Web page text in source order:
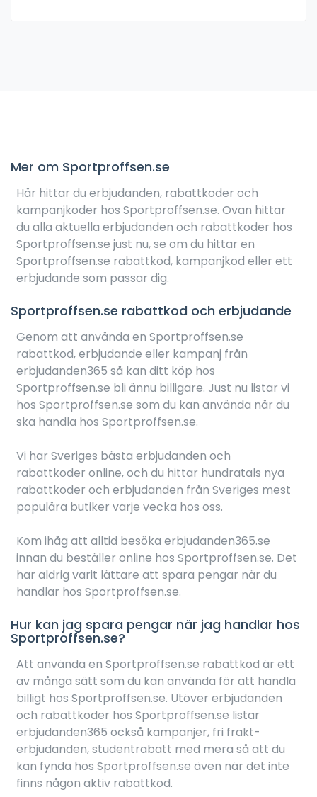
Mer om Sportproffsen.se
Här hittar du erbjudanden, rabattkoder och
kampanjkoder hos Sportproffsen.se. Ovan hittar
du alla aktuella erbjudanden och rabattkoder hos
Sportproffsen.se just nu, se om du hittar en
Sportproffsen.se rabattkod, kampanjkod eller ett
erbjudande som passar dig.
Sportproffsen.se rabattkod och erbjudande
Genom att använda en Sportproffsen.se
rabattkod, erbjudande eller kampanj från
erbjudanden365 så kan ditt köp hos
Sportproffsen.se bli ännu billigare. Just nu listar vi
hos Sportproffsen.se som du kan använda när du
ska handla hos Sportproffsen.se.
Vi har Sveriges bästa erbjudanden och
rabattkoder online, och du hittar hundratals nya
rabattkoder och erbjudanden från Sveriges mest
populära butiker varje vecka hos oss.
Kom ihåg att alltid besöka erbjudanden365.se
innan du beställer online hos Sportproffsen.se. Det
har aldrig varit lättare att spara pengar när du
handlar hos Sportproffsen.se.
Hur kan jag spara pengar när jag handlar hos
Sportproffsen.se?
Att använda en Sportproffsen.se rabattkod är ett
av många sätt som du kan använda för att handla
billigt hos Sportproffsen.se. Utöver erbjudanden
och rabattkoder hos Sportproffsen.se listar
erbjudanden365 också kampanjer, fri frakt-
erbjudanden, studentrabatt med mera så att du
kan fynda hos Sportproffsen.se även när det inte
finns någon aktiv rabattkod.